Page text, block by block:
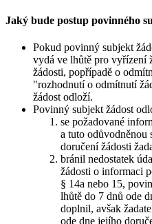
Jaký bude postup povinného
Pokud povinný subjekt
vydá ve lhůtě pro vyřízení
žádosti, popřípadě o
"rozhodnutí o odmítnutí
žádost odloží.
Povinný subjekt žádost
se požadované
a tuto odůvodněnou
doručení žádosti
bránil nedostatek
žádosti o informaci
§ 14a nebo 15,
lhůtě do 7 dnů ode
doplnil, avšak
ode dne jejího